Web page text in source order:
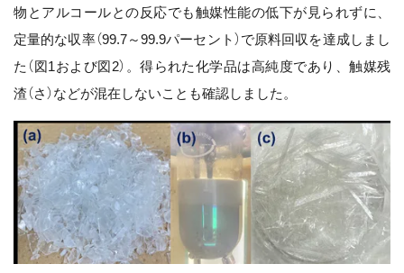
物とアルコールとの反応でも触媒性能の低下が見られずに、
定量的な収率（99.7～99.9パーセント）で原料回収を達成しまし
た（図1および図2）。得られた化学品は高純度であり、触媒残
渣（さ）などが混在しないことも確認しました。